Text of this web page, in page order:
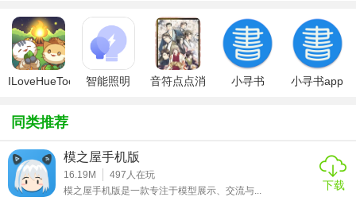
【Hue特色】
工具，使数据分析更加直观易懂。
2. 集成多种工具：支持Hadoop、Hive、HBase等多种大数据
工具，实现了对大数据的全面管理。
ILoveHueToo 智能照明 音符点点消 小寻书 小寻书app
同类推荐
模之屋手机版
16.19M 497 人在玩
模之屋手机版是一款专注于模型展示、交流与...
下载